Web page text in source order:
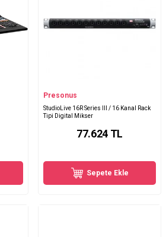
Presonus
StudioLive 16R Series III / 16 Kanal Rack
Tipi Digital Mikser
77.624TL
Sepete Ekle